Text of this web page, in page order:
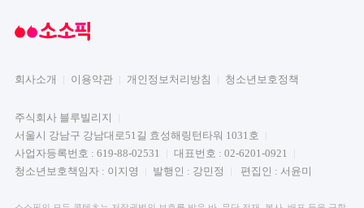
회사소개 이용약관 개인정보처리방침 청소년보호정책
주식회사 블루빌리지
서울시 강남구 강남대로51길 효성해링턴타워 1031호
사업자등록번호 : 619-88-02531
대표번호 : 02-6201-0921
청소년보호책임자 : 이지영
발행인 : 강민정 편집인 : 서윤미